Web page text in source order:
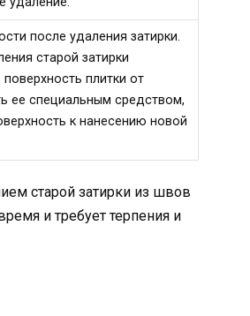
после удаления затирки.
старой затирки
плитки от
ее специальным средством,
к нанесению новой
старой затирки из швов
и требует терпения и